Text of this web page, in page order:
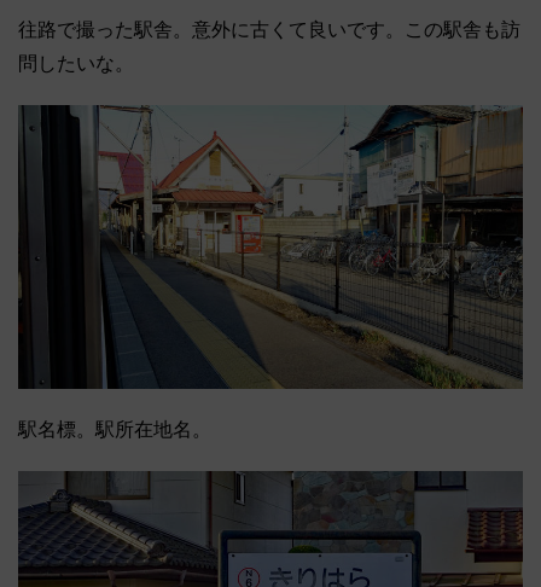
往路で撮った駅舎。意外に古くて良いです。この駅舎も訪
問したいな。
駅名標。駅所在地名。